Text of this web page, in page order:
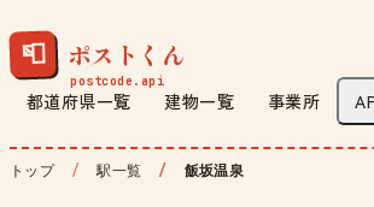
📮 ポストくん
都道府県一覧 建物一覧 事業所
トップ 駅一覧 飯坂温泉